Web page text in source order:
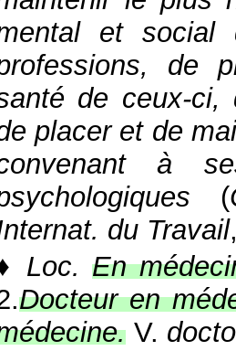
et social
de
de ceux-ci,
placer et de
à
(
du Travail
Loc. En
Docteur en
V.